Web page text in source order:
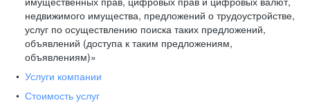
недвижимого имущества, предложений о трудоустройстве,
услуг по осуществлению поиска таких предложений,
объявлений (доступа к таким предложениям,
объявлениям)»
Услуги компании
Стоимость услуг